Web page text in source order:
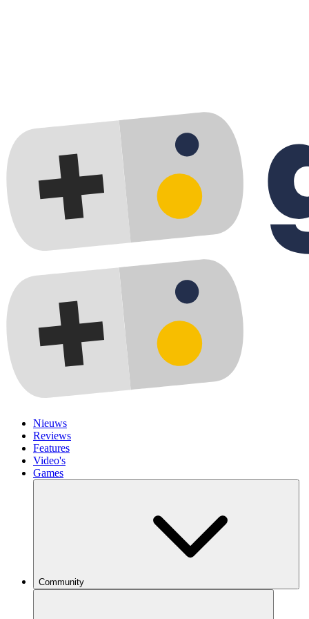
Nieuws
Reviews
Features
Video's
Games
Community